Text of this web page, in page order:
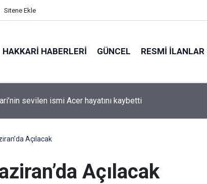
Sitene Ekle
HAKKARI HABERLERI GÜNCEL RESMI İLANLAR
Cansever vefat etti
Açılacak
Açılacak